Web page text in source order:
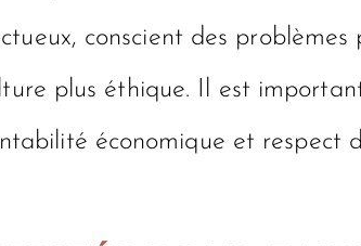
conscient des problèmes
plus éthique. Il est
économique et respect